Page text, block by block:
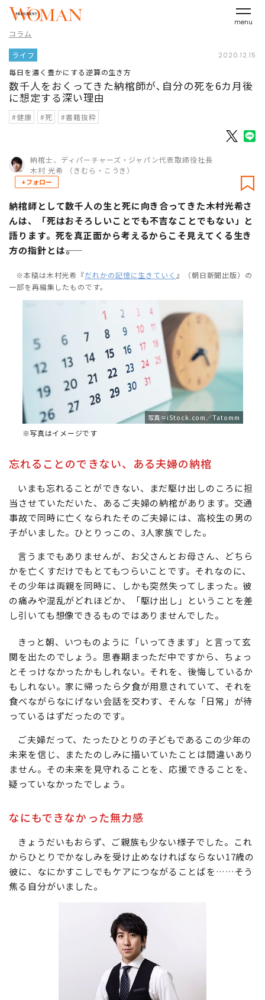
menu
コラム
ライフ 2020.12.15
毎日を濃く豊かにする逆算の生き方
数千人をおくってきた納棺師が､自分の死を6カ月後
に想定する深い理由
#健康 #死 #書籍抜粋
納棺士、ディパーチャーズ・ジャパン代表取締役社長
木村 光希 （きむら・こうき）
+フォロー
納棺師として数千人の生と死に向き合ってきた木村光希さ
んは、「死はおそろしいことでも不吉なことでもない」と
語ります。死を真正面から考えるからこそ見えてくる生き
方の指針とは――。
※本稿は木村光希『だれかの記憶に生きていく 』（朝日新聞出版）の
一部を再編集したものです。
写真＝iStock.com／Tatomm
※写真はイメージです
忘れることのできない、ある夫婦の納棺
いまも忘れることができない、まだ駆け出しのころに担
当させていただいた、あるご夫婦の納棺があります。交通
事故で同時に亡くなられたそのご夫婦には、高校生の男の
子がいました。ひとりっこの、3人家族でした。
言うまでもありませんが、お父さんとお母さん、どちら
かを亡くすだけでもとてもつらいことです。それなのに、
その少年は両親を同時に、しかも突然失ってしまった。彼
の痛みや混乱がどれほどか、「駆け出し」ということを差
し引いても想像できるものではありませんでした。
きっと朝、いつものように「いってきます」と言って玄
関を出たのでしょう。思春期まっただ中ですから、ちょっ
とそっけなかったかもしれない。それを、後悔しているか
もしれない。家に帰ったら夕食が用意されていて、それを
食べながらなにげない会話を交わす、そんな「日常」が待
っているはずだったのです。
ご夫婦だって、たったひとりの子どもであるこの少年の
未来を信じ、またたのしみに描いていたことは間違いあり
ません。その未来を見守れることを、応援できることを、
疑っていなかったでしょう。
なにもできなかった無力感
きょうだいもおらず、ご親族も少ない様子でした。これ
からひとりでかなしみを受け止めなければならない17歳の
彼に、なにかすこしでもケアにつながることばを……そう
焦る自分がいました。